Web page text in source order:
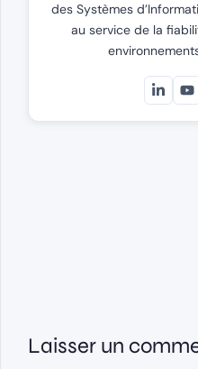
des Systèmes
au service de la
Laisser un